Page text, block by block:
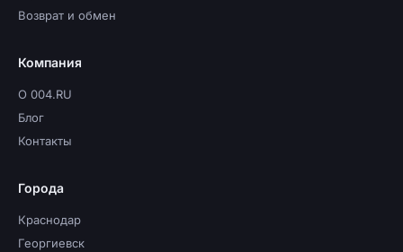
Возврат и обмен
Компания
О 004.RU
Блог
Контакты
Города
Краснодар
Георгиевск